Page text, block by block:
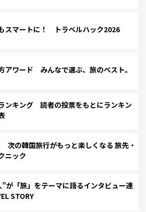
スマートに！ トラベルハック2026
アワード みんなで選ぶ、旅のベスト。
ンキング 読者の投票をもとにランキン
の韓国旅行がもっと楽しくなる 旅先・
ニック
が「旅」をテーマに語るインタビュー連
STORY